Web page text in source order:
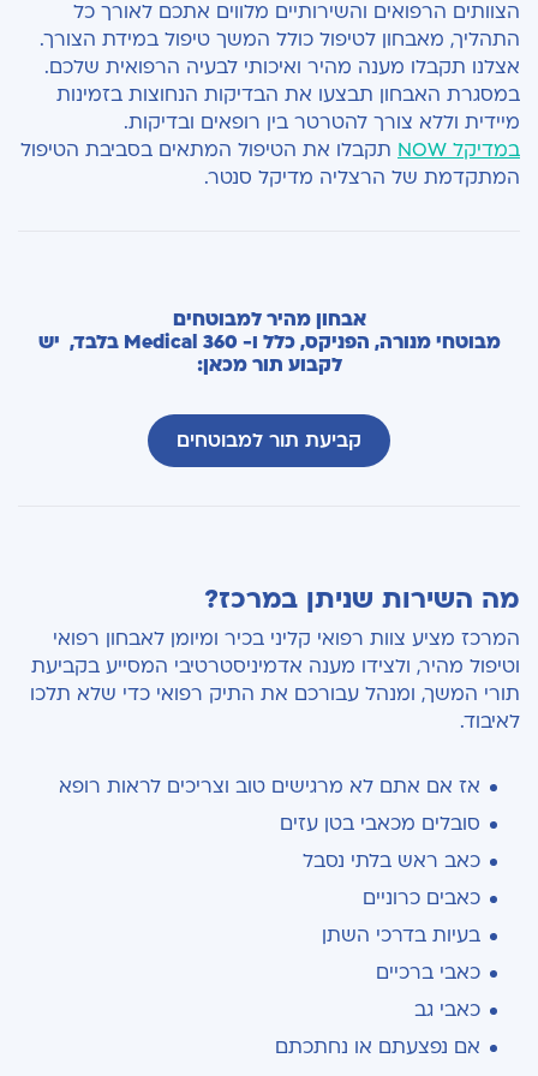
הצוותים הרפואים והשירותיים מלווים אתכם לאורך כל
התהליך, מאבחון לטיפול כולל המשך טיפול במידת הצורך.
אצלנו תקבלו מענה מהיר ואיכותי לבעיה הרפואית שלכם.
במסגרת האבחון תבצעו את הבדיקות הנחוצות בזמינות
מיידית וללא צורך להטרטר בין רופאים ובדיקות.
במדיקל NOW
תקבלו את הטיפול המתאים בסביבת הטיפול
המתקדמת של הרצליה מדיקל סנטר.
אבחון מהיר למבוטחים
מבוטחי מנורה, הפניקס, כלל ו- Medical 360 בלבד, יש
לקבוע תור מכאן:
קביעת תור למבוטחים
מה השירות שניתן במרכז?
המרכז מציע צוות רפואי קליני בכיר ומיומן לאבחון רפואי
וטיפול מהיר, ולצידו מענה אדמיניסטרטיבי המסייע בקביעת
תורי המשך, ומנהל עבורכם את התיק רפואי כדי שלא תלכו
לאיבוד.
אז אם אתם לא מרגישים טוב וצריכים לראות רופא
סובלים מכאבי בטן עזים
כאב ראש בלתי נסבל
כאבים כרוניים
בעיות בדרכי השתן
כאבי ברכיים
כאבי גב
אם נפצעתם או נחתכתם